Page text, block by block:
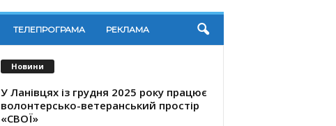
ТЕЛЕПРОГРАМА РЕКЛАМА
Новини
У Ланівцях із грудня 2025 року працює
волонтерсько-ветеранський простір
«СВОЇ»